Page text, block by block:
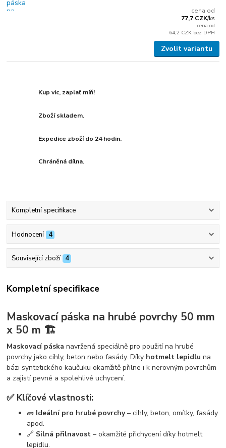
cena od
77,7 CZK/ks
cena od
64,2 CZK bez DPH
Zvolit variantu
Kup víc, zaplať míň!
Zboží skladem.
Expedice zboží do 24 hodin.
Chráněná dílna.
Kompletní specifikace
Hodnocení 4
Související zboží 4
Kompletní specifikace
Maskovací páska na hrubé povrchy 50 mm
x 50 m 🏗️
Maskovací páska navržená speciálně pro použití na hrubé
povrchy jako cihly, beton nebo fasády. Díky hotmelt lepidlu na
bázi syntetického kaučuku okamžitě přilne i k nerovným povrchům
a zajistí pevné a spolehlivé uchycení.
✅ Klíčové vlastnosti:
🧱 Ideální pro hrubé povrchy– cihly, beton, omítky, fasády
apod.
🔗 Silná přilnavost – okamžité přichycení díky hotmelt
lepidlu.